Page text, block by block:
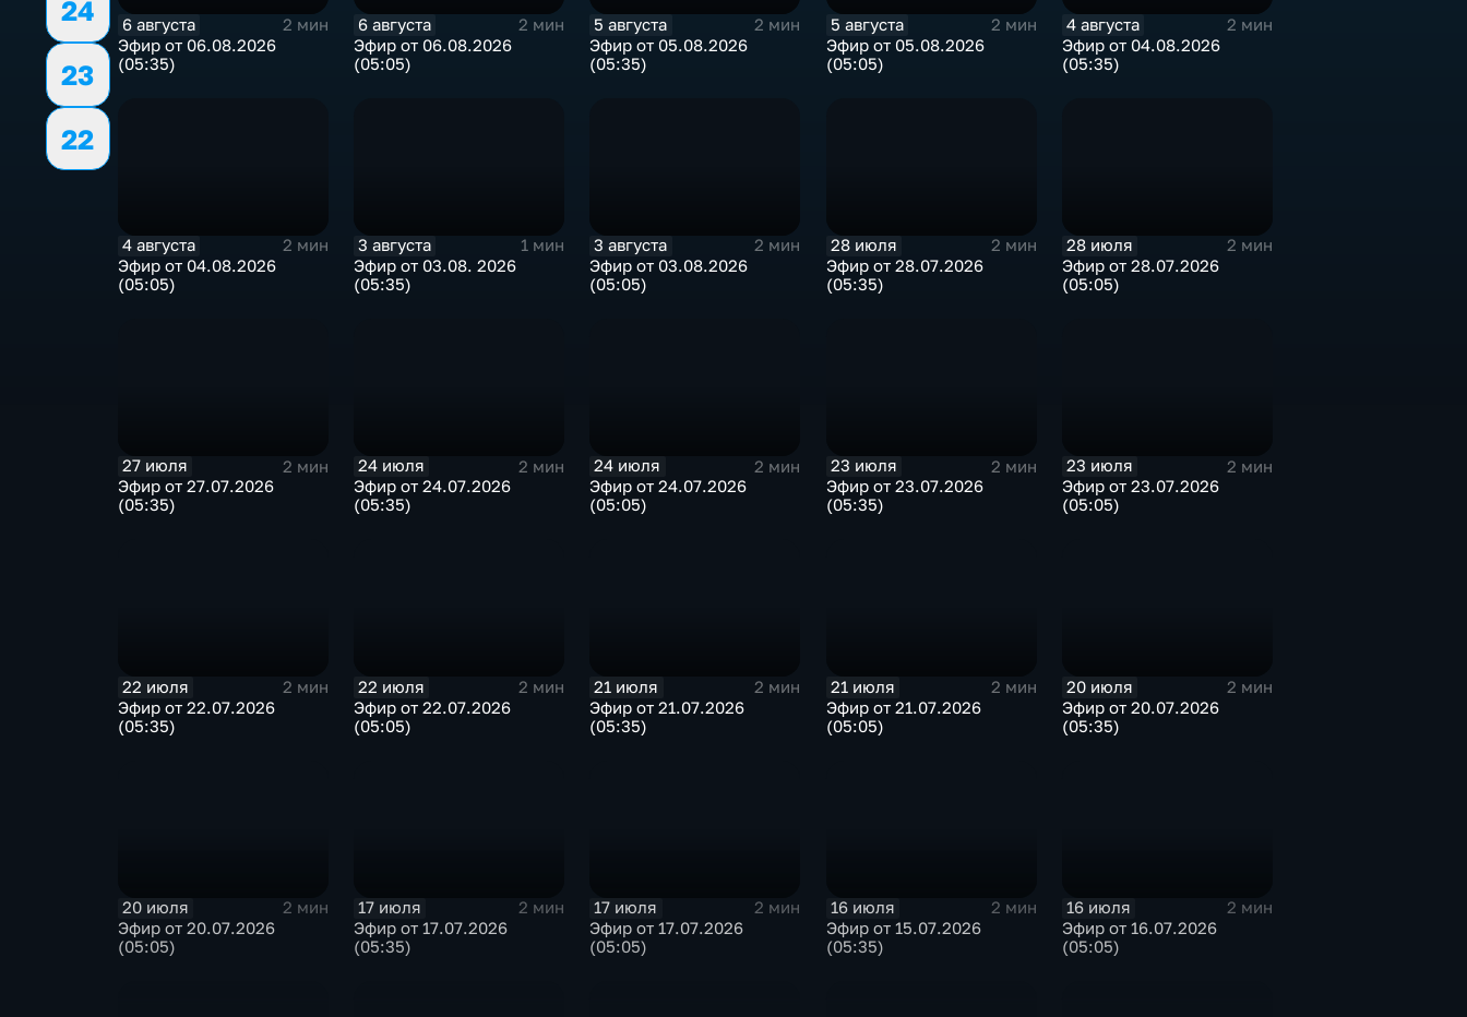
24
23
22
6 августа
2 мин
Эфир от 06.08.2026
(05:35)
6 августа
2 мин
Эфир от 06.08.2026
(05:05)
5 августа
2 мин
Эфир от 05.08.2026
(05:35)
5 августа
2 мин
Эфир от 05.08.2026
(05:05)
4 августа
2 мин
Эфир от 04.08.2026
(05:35)
4 августа
2 мин
Эфир от 04.08.2026
(05:05)
3 августа
1 мин
Эфир от 03.08. 2026
(05:35)
3 августа
2 мин
Эфир от 03.08.2026
(05:05)
28 июля
2 мин
Эфир от 28.07.2026
(05:35)
28 июля
2 мин
Эфир от 28.07.2026
(05:05)
27 июля
2 мин
Эфир от 27.07.2026
(05:35)
24 июля
2 мин
Эфир от 24.07.2026
(05:35)
24 июля
2 мин
Эфир от 24.07.2026
(05:05)
23 июля
2 мин
Эфир от 23.07.2026
(05:35)
23 июля
2 мин
Эфир от 23.07.2026
(05:05)
22 июля
2 мин
Эфир от 22.07.2026
(05:35)
22 июля
2 мин
Эфир от 22.07.2026
(05:05)
21 июля
2 мин
Эфир от 21.07.2026
(05:35)
21 июля
2 мин
Эфир от 21.07.2026
(05:05)
20 июля
2 мин
Эфир от 20.07.2026
(05:35)
20 июля
2 мин
Эфир от 20.07.2026
(05:05)
17 июля
2 мин
Эфир от 17.07.2026
(05:35)
17 июля
2 мин
Эфир от 17.07.2026
(05:05)
16 июля
2 мин
Эфир от 15.07.2026
(05:35)
16 июля
2 мин
Эфир от 16.07.2026
(05:05)